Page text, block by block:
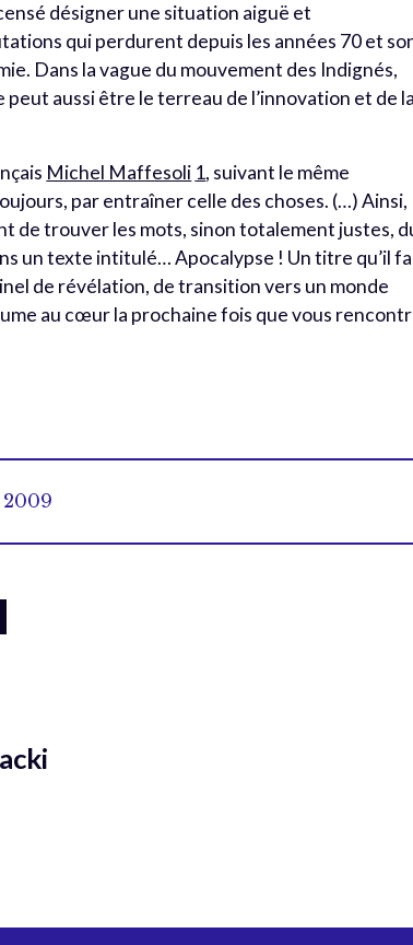
désigner une situation aiguë et
qui perdurent depuis les années 70 et
Dans la vague du mouvement des Indignés,
aussi être le terreau de l’innovation et de la
Michel Maffesoli 1, suivant le même
par entraîner celle des choses. (…) Ainsi,
de trouver les mots, sinon totalement justes,
un texte intitulé… Apocalypse ! Un titre qu’il
de révélation, de transition vers un monde
au cœur la prochaine fois que vous